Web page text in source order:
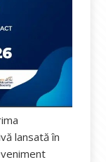
lansată în